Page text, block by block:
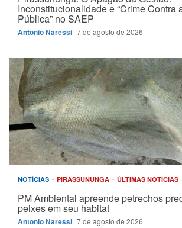
Inconstitucionalidade e “Crime Contra
Pública” no SAEP
Antonio Naressi 7 de agosto de 2026
NOTÍCIAS PIRASSUNUNGA ÚLTIMAS NOTÍCIAS
PM Ambiental apreende petrechos
peixes em seu habitat
Antonio Naressi 7 de agosto de 2026